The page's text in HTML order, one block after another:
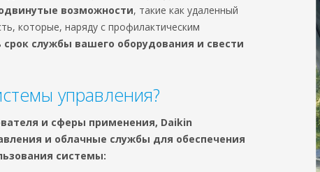
возможности, такие как удаленный
которые, наряду с профилактическим
срок службы вашего оборудования и свести
управления?
и сферы применения, Daikin
и облачные службы для обеспечения
системы: